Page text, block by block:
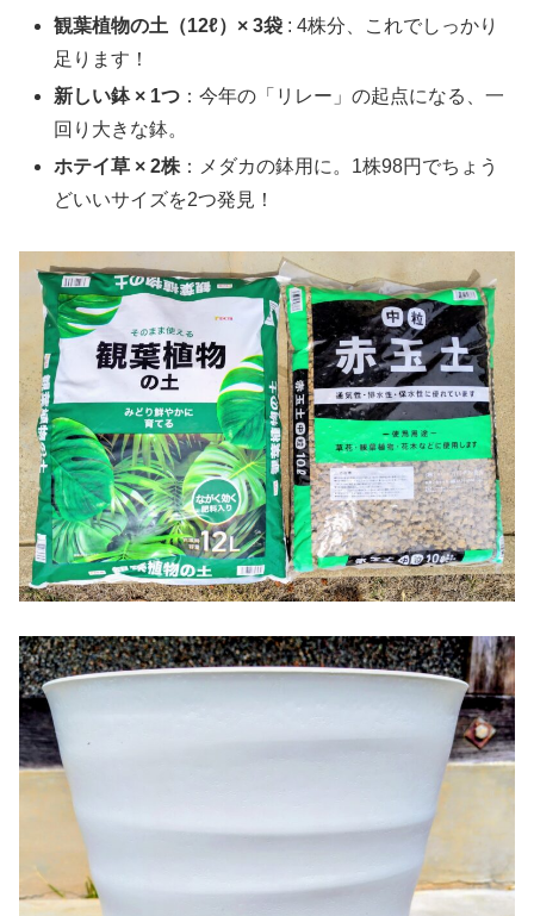
観葉植物の土（12ℓ）× 3袋 : 4株分、これでしっかり
足ります！
新しい鉢 × 1つ ：今年の「リレー」の起点になる、一
回り大きな鉢。
ホテイ草 × 2株：メダカの鉢用に。1株98円でちょう
どいいサイズを2つ発見！